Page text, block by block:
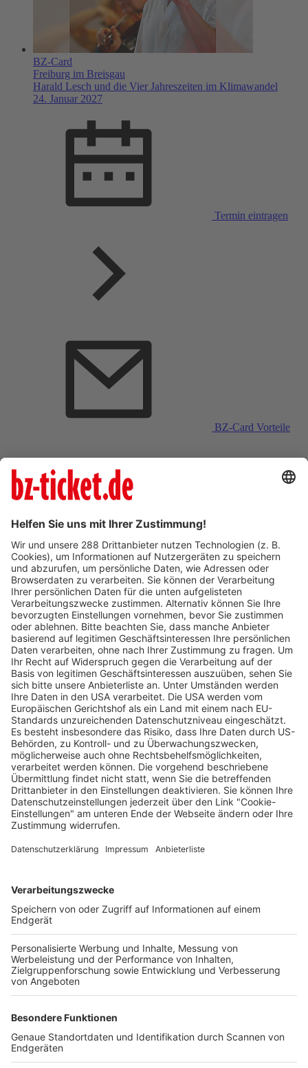
BZ-Card
Freiburg im Breisgau
Harald Lesch und die Vier Jahreszeiten im Klimawandel
24. Januar 2027
Termin eintragen
BZ-Card Vorteile
Verkaufsstellen vor
Ort
BZ-Card schnapp.de Kontakt
Mediadaten Datenschutz Cookie-Einstellungen Impressum
+49 761 496 8888
Tickethotline Mo–Fr: 9–12 Uhr
System